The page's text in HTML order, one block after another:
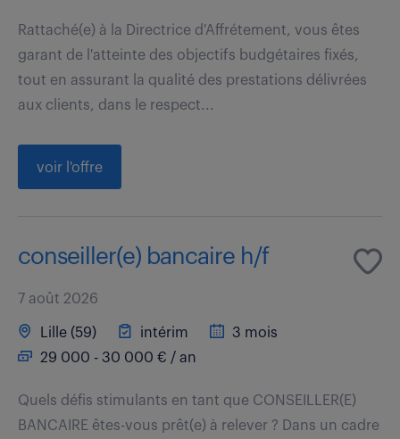
Rattaché(e) à la Directrice d'Affrétement, vous êtes
garant de l'atteinte des objectifs budgétaires fixés,
tout en assurant la qualité des prestations délivrées
aux clients, dans le respect...
voir l'offre
conseiller(e) bancaire h/f
7 août 2026
Lille (59) intérim
3 mois
29 000 - 30 000 € / an
Quels défis stimulants en tant que CONSEILLER(E)
BANCAIRE êtes-vous prêt(e) à relever ? Dans un cadre